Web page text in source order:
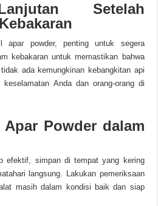
Setelah
apar powder, penting untuk segera
kebakaran untuk memastikan bahwa
ada kemungkinan kebangkitan api
Anda dan orang-orang di
Powder dalam
efektif, simpan di tempat yang kering
langsung. Lakukan pemeriksaan
masih dalam kondisi baik dan siap